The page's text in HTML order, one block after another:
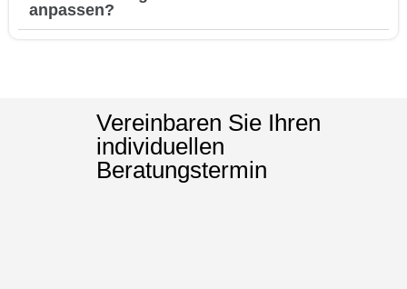
anpassen?
Vereinbaren Sie Ihren
individuellen
Beratungstermin